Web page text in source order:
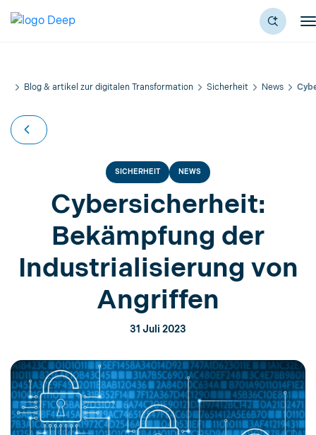
Blog & artikel zur digitalen Transformation Sicherheit News
SICHERHEIT NEWS
Cybersicherheit:
Bekämpfung der
Industrialisierung von
Angriffen
31 Juli 2023